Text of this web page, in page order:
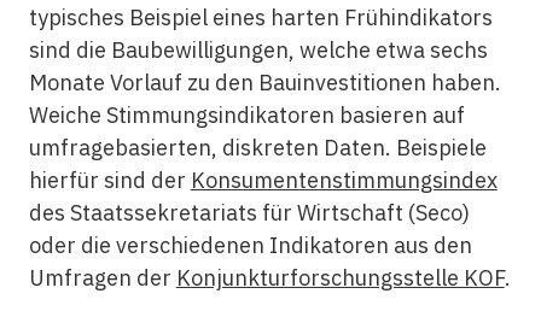
typisches Beispiel eines harten Frühindikators
sind die Baubewilligungen, welche etwa sechs
Monate Vorlauf zu den Bauinvestitionen haben.
Weiche Stimmungsindikatoren basieren auf
umfragebasierten, diskreten Daten. Beispiele
hierfür sind der Konsumentenstimmungsindex
des Staatssekretariats für Wirtschaft (Seco)
oder die verschiedenen Indikatoren aus den
Umfragen der Konjunkturforschungsstelle KOF.